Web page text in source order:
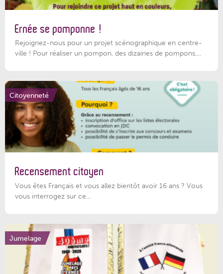
Ernée se pomponne !
Rejoignez-nous pour un projet scénographique en centre-
ville ! Pour réaliser un pompon, des dizaines de pompons,...
Citoyenneté
Recensement citoyen
Vous êtes Français et vous allez bientôt avoir 16 ans ? Vous
vous interrogez sur ce...
Jumelage